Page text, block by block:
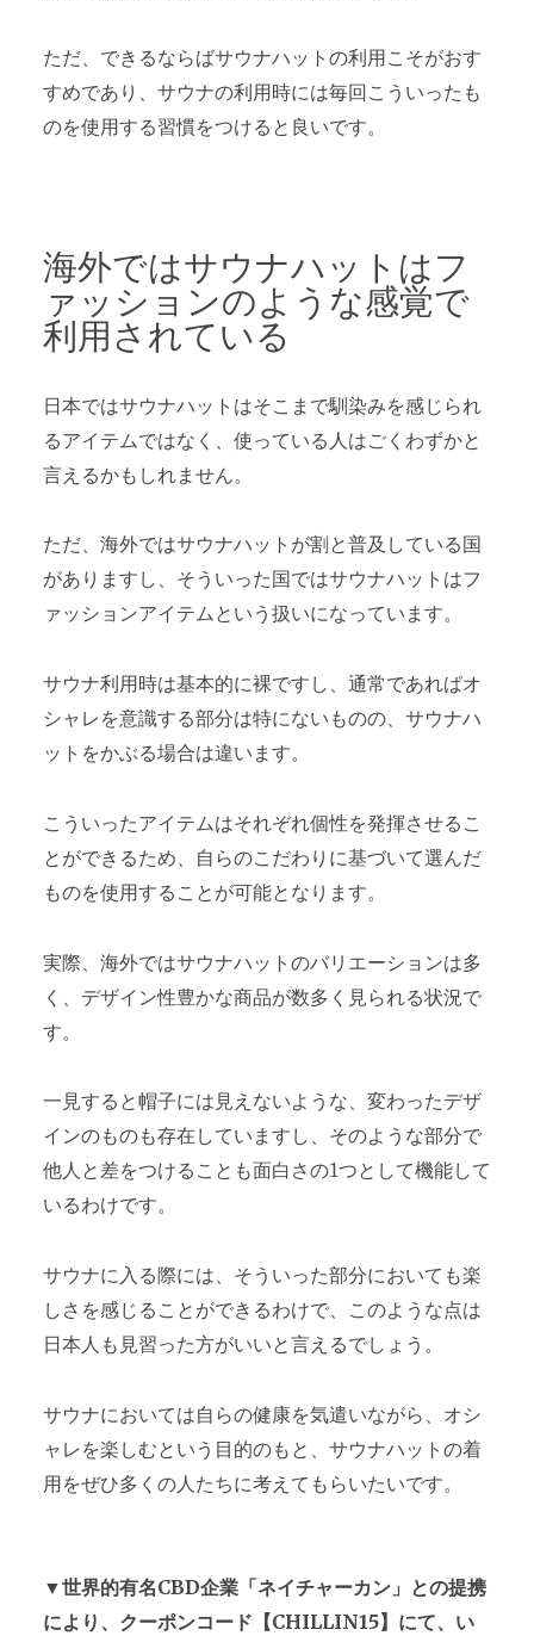
ただ、できるならばサウナハットの利用こそがおす
すめであり、サウナの利用時には毎回こういったも
のを使用する習慣をつけると良いです。
海外ではサウナハットはフ
ァッションのような感覚で
利用されている
日本ではサウナハットはそこまで馴染みを感じられ
るアイテムではなく、使っている人はごくわずかと
言えるかもしれません。
ただ、海外ではサウナハットが割と普及している国
がありますし、そういった国ではサウナハットはフ
ァッションアイテムという扱いになっています。
サウナ利用時は基本的に裸ですし、通常であればオ
シャレを意識する部分は特にないものの、サウナハ
ットをかぶる場合は違います。
こういったアイテムはそれぞれ個性を発揮させるこ
とができるため、自らのこだわりに基づいて選んだ
ものを使用することが可能となります。
実際、海外ではサウナハットのバリエーションは多
く、デザイン性豊かな商品が数多く見られる状況で
す。
一見すると帽子には見えないような、変わったデザ
インのものも存在していますし、そのような部分で
他人と差をつけることも面白さの1つとして機能して
いるわけです。
サウナに入る際には、そういった部分においても楽
しさを感じることができるわけで、このような点は
日本人も見習った方がいいと言えるでしょう。
サウナにおいては自らの健康を気遣いながら、オシ
ャレを楽しむという目的のもと、サウナハットの着
用をぜひ多くの人たちに考えてもらいたいです。
▼世界的有名CBD企業「ネイチャーカン」との提携
により、クーポンコード【CHILLIN15】にて、い